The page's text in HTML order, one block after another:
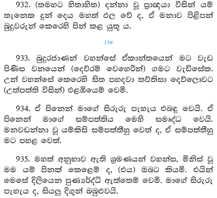
932. (තමහට හිතාහිත) දන්නා වූ ප්‍රාඥයා විසින් යම්
තැනෙක දුන් දෙය මහත් ඵල වේ ද, ඒ මනාව පිළිපන්
බුදුවරුන් කෙරෙහි පින් කළ යුතු ය.
139
933. බුදුරජාණන් වහන්සේ ඒකාන්තයෙන් මට වැඩ
පිණිස වනයෙන් (දෙව්රම් වෙහෙරින්) ගමට වැඩිසේක.
උන් වහන්සේ කෙරෙහි සිත පහදවා තව්තිසා දෙව්ලොවට
(උත්පත්ති විසින්) එළඹියෙම් වෙමි.
934. ඒ පිනෙන් මාගේ සිරුරු පැහැය එබඳු වෙයි. ඒ
පිනෙන් මාගේ සම්පත්තිය මෙහි සමෘද්ධ වෙයි.
මනවඩන්නා වූ යම්කිසි සම්පත්තීහු වෙත් ද, ඒ සම්පත්තීහු
මට පහළ වෙත්.
935. මහත් අනුභාව ඇති ශ්‍රමණයන් වහන්ස, මිනිස් වූ
මම යම් පිනක් කෙළෙම් ද, (එය) ඔබට කියමි. එයින්
මෙසේ දිලියෙන පුණ්‍යර්ද්ධි ඇත්තෙම් වෙමි. මාගේ සිරුරු
පැහැය ද, සියලු දිගුන් බබුළුවයි.